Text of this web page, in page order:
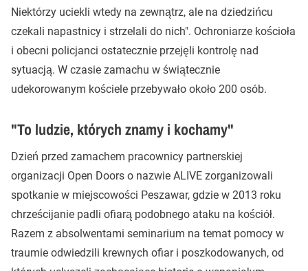
Niektórzy uciekli wtedy na zewnątrz, ale na dziedzińcu
czekali napastnicy i strzelali do nich". Ochroniarze kościoła
i obecni policjanci ostatecznie przejęli kontrolę nad
sytuacją. W czasie zamachu w świątecznie
udekorowanym kościele przebywało około 200 osób.
"To ludzie, których znamy i kochamy"
Dzień przed zamachem pracownicy partnerskiej
organizacji Open Doors o nazwie ALIVE zorganizowali
spotkanie w miejscowości Peszawar, gdzie w 2013 roku
chrześcijanie padli ofiarą podobnego ataku na kościół.
Razem z absolwentami seminarium na temat pomocy w
traumie odwiedzili krewnych ofiar i poszkodowanych, od